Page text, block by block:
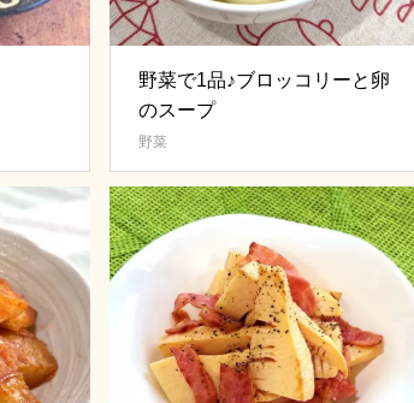
野菜で1品♪ブロッコリーと卵
のスープ
野菜